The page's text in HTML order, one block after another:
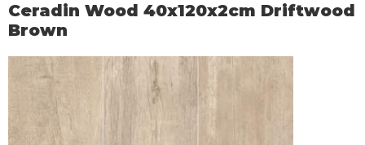
Ceradin Wood 40x120x2cm Driftwood
Brown